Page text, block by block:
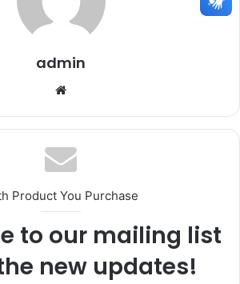
admin
Product You Purchase
to our mailing list
new updates!